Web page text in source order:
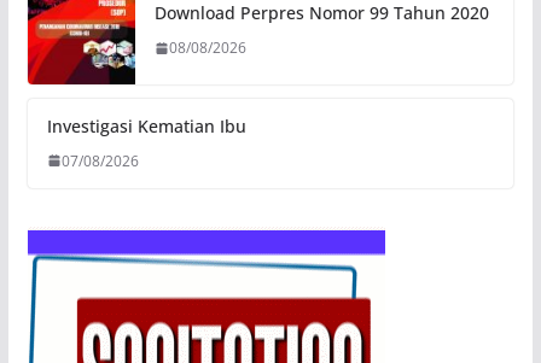
Download Perpres Nomor 99 Tahun 2020
08/08/2026
Investigasi Kematian Ibu
07/08/2026